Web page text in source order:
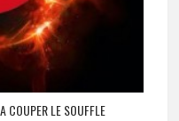
COUPER LE SOUFFLE